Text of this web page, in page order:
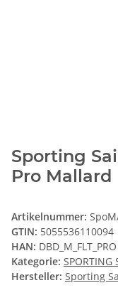
Sporting
Pro Mallard
Artikelnummer:
GTIN: 5055536110094
HAN: DBD_M_FLT_PRO
Kategorie: SPORTING
Hersteller: Sporting